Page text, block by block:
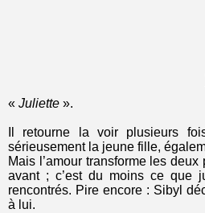
« Juliette ».
Il retourne la voir plusieurs
sérieusement la jeune fille,
Mais l’amour transforme les
avant ; c’est du moins ce que
rencontrés. Pire encore : Sibyl
à lui.